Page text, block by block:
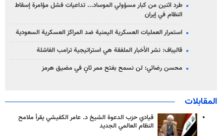
طرد اثنين من كبار مسؤولي الموساد... تداعيات فشل مؤامرة إسقاط
النظام في إيران
استمرار العمليات العسكرية اليمنية ضد المراكز العسكرية السعودية
قاليباف: نشر الأخبار الملفقة هي استراتيجية ترامب الفاشلة
محسن رضائي: لن نسمح بفتح ممر ثانٍ في مضيق هرمز
المقابلات
قيادي حزب الدعوة الشيخ د. عامر الكفيشي يقرأ ملامح
النظام العالمي الجديد